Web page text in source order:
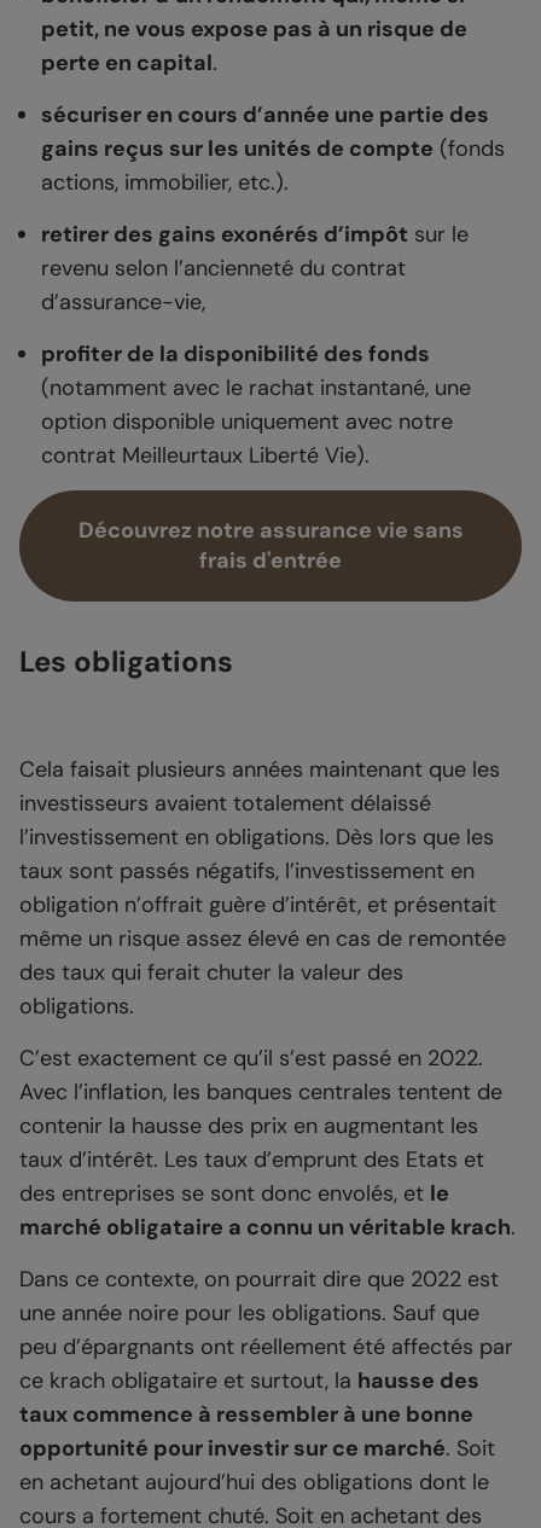
petit, ne vous expose pas à un risque de
perte en capital.
sécuriser en cours d’année une partie des
gains reçus sur les unités de compte (fonds
actions, immobilier, etc.).
retirer des gains exonérés d’impôt sur le
revenu selon l’ancienneté du contrat
d’assurance-vie,
profiter de la disponibilité des fonds
(notamment avec le rachat instantané, une
option disponible uniquement avec notre
contrat Meilleurtaux Liberté Vie).
Découvrez notre assurance vie sans
frais d'entrée
Les obligations
Cela faisait plusieurs années maintenant que les
investisseurs avaient totalement délaissé
l’investissement en obligations. Dès lors que les
taux sont passés négatifs, l’investissement en
obligation n’offrait guère d’intérêt, et présentait
même un risque assez élevé en cas de remontée
des taux qui ferait chuter la valeur des
obligations.
C’est exactement ce qu’il s’est passé en 2022.
Avec l’inflation, les banques centrales tentent de
contenir la hausse des prix en augmentant les
taux d’intérêt. Les taux d’emprunt des Etats et
des entreprises se sont donc envolés, et le
marché obligataire a connu un véritable krach.
Dans ce contexte, on pourrait dire que 2022 est
une année noire pour les obligations. Sauf que
peu d’épargnants ont réellement été affectés par
ce krach obligataire et surtout, la hausse des
taux commence à ressembler à une bonne
opportunité pour investir sur ce marché. Soit
en achetant aujourd’hui des obligations dont le
cours a fortement chuté. Soit en achetant des